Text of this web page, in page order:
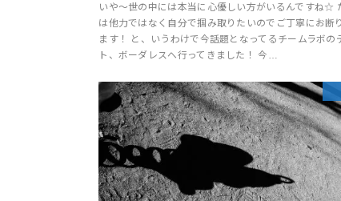
いや〜世の中には本当に心優しい方がいるんですね☆
は他力ではなく自分で掴み取りたいのでご丁寧にお断
ます！ と、いうわけで今話題となってるチームラボの
ト、ボーダレスへ行ってきました！ 今…